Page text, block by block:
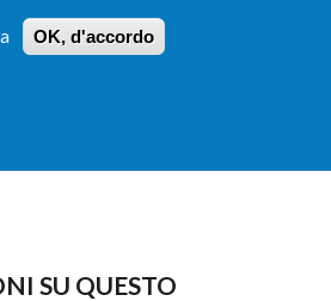
OK, d'accordo
RICERCA
SU QUESTO